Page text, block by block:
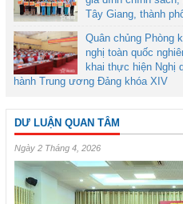
Tây Giang, thành
Quân chủng Phòng
nghị toàn quốc
khai thực hiện Nghị
hành Trung ương Đảng khóa XIV
DƯ LUẬN QUAN TÂM
Ngày 2 Tháng 4, 2026